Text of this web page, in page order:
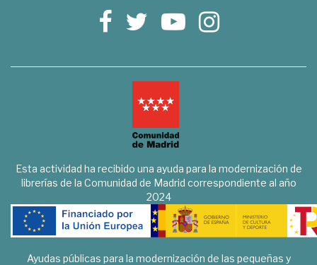
Esta actividad ha recibido una ayuda para la modernización de
librerías de la Comunidad de Madrid correspondiente al año
2024
Ayudas públicas para la modernización de las pequeñas y